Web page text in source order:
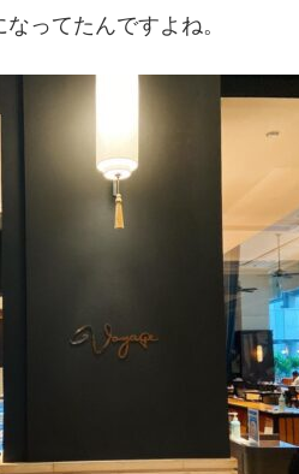
ってたんですよね。